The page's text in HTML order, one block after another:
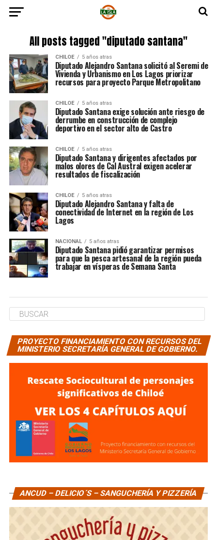
All posts tagged "diputado santana"
CHILOE 5 años atras
Diputado Alejandro Santana solicitó al Seremi de
Vivienda y Urbanismo en Los Lagos priorizar
recursos para proyecto Parque Metropolitano
CHILOE 5 años atras
Diputado Santana exige solución ante riesgo de
derrumbe en construcción de complejo
deportivo en el sector alto de Castro
CHILOE 5 años atras
Diputado Santana y dirigentes afectados por
malos olores de Cal Austral exigen acelerar
resultados de fiscalización
CHILOE 5 años atras
Diputado Alejandro Santana y falta de
conectividad de Internet en la región de Los
Lagos
NACIONAL 5 años atras
Diputado Santana pidió garantizar permisos
para que la pesca artesanal de la región pueda
trabajar en vísperas de Semana Santa
PROYECTO FINANCIAMIENTO CON RECURSOS DEL
MINISTERIO SECRETARÍA GENERAL DE GOBIERNO.
ANCUD – DELICIO´S – SANGUCHERÍA Y PIZZERÍA